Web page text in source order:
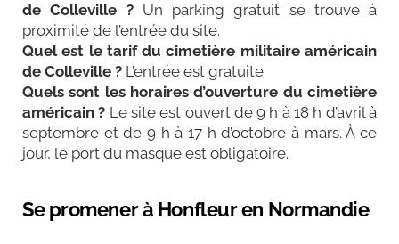
de Colleville ?Un parking gratuit se trouve à
proximité de l’entrée du site.
Quel est le tarif du cimetière militaire américain
de Colleville ? L’entrée est gratuite
Quels sont les horaires d’ouverture du cimetière
américain? Le site est ouvert de 9 h à 18 h d’avril à
septembre et de 9 h à 17 h d’octobre à mars. À ce
jour, le port du masque est obligatoire.
Se promener à Honfleur en Normandie